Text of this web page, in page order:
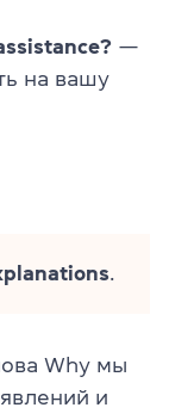
—
на вашу
.
Why мы
и